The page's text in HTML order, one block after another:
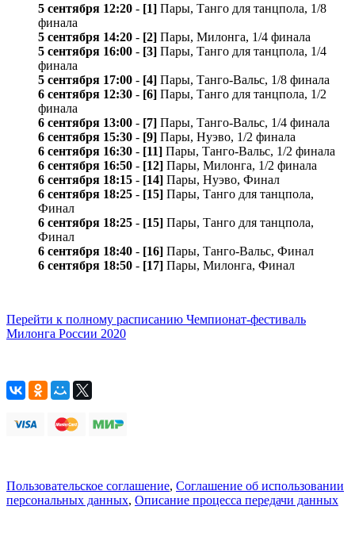
5 сентября 12:20 - [1] Пары, Танго для танцпола, 1/8
финала
5 сентября 14:20 - [2] Пары, Милонга, 1/4 финала
5 сентября 16:00 - [3] Пары, Танго для танцпола, 1/4
финала
5 сентября 17:00 - [4] Пары, Танго-Вальс, 1/8 финала
6 сентября 12:30 - [6] Пары, Танго для танцпола, 1/2
финала
6 сентября 13:00 - [7] Пары, Танго-Вальс, 1/4 финала
6 сентября 15:30 - [9] Пары, Нуэво, 1/2 финала
6 сентября 16:30 - [11] Пары, Танго-Вальс, 1/2 финала
6 сентября 16:50 - [12] Пары, Милонга, 1/2 финала
6 сентября 18:15 - [14] Пары, Нуэво, Финал
6 сентября 18:25 - [15] Пары, Танго для танцпола,
Финал
6 сентября 18:25 - [15] Пары, Танго для танцпола,
Финал
6 сентября 18:40 - [16] Пары, Танго-Вальс, Финал
6 сентября 18:50 - [17] Пары, Милонга, Финал
Перейти к полному расписанию Чемпионат-фестиваль
Милонга России 2020
Пользовательское соглашение, Соглашение об использовании
персональных данных, Описание процесса передачи данных